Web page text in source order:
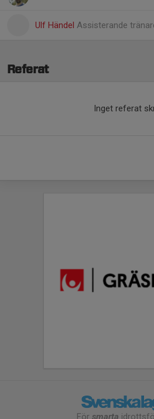
Ulf Händel Assisterande
Referat
Inget referat
För smarta